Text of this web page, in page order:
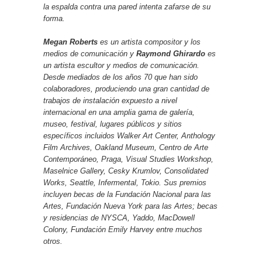
la espalda contra una pared intenta zafarse de su
forma.
Megan Roberts es un artista compositor y los
medios de comunicación y Raymond Ghirardo es
un artista escultor y medios de comunicación.
Desde mediados de los años 70 que han sido
colaboradores, produciendo una gran cantidad de
trabajos de instalación expuesto a nivel
internacional en una amplia gama de galería,
museo, festival, lugares públicos y sitios
específicos incluidos Walker Art Center, Anthology
Film Archives, Oakland Museum, Centro de Arte
Contemporáneo, Praga, Visual Studies Workshop,
Maselnice Gallery, Cesky Krumlov, Consolidated
Works, Seattle, Infermental, Tokio. Sus premios
incluyen becas de la Fundación Nacional para las
Artes, Fundación Nueva York para las Artes; becas
y residencias de NYSCA, Yaddo, MacDowell
Colony, Fundación Emily Harvey entre muchos
otros.